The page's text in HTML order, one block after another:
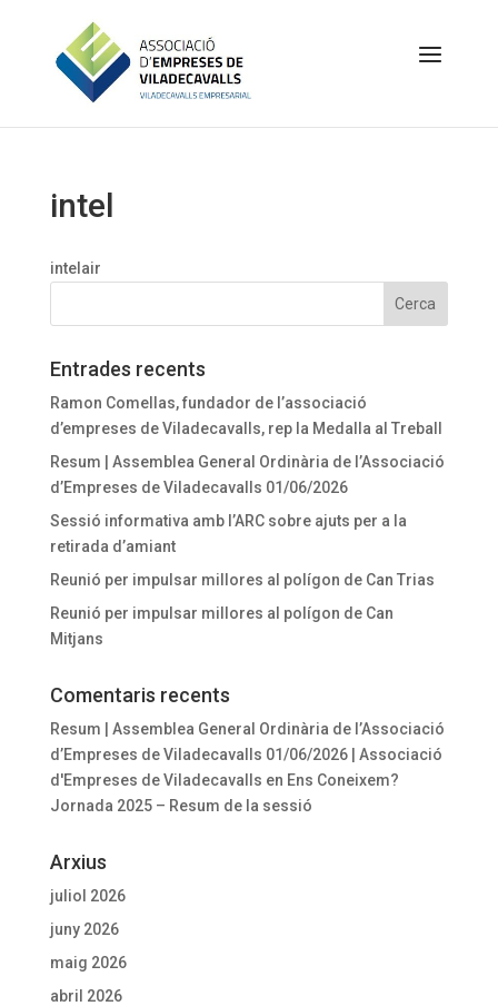
intel
intelair
Entrades recents
Ramon Comellas, fundador de l’associació
d’empreses de Viladecavalls, rep la Medalla al Treball
Resum | Assemblea General Ordinària de l’Associació
d’Empreses de Viladecavalls 01/06/2026
Sessió informativa amb l’ARC sobre ajuts per a la
retirada d’amiant
Reunió per impulsar millores al polígon de Can Trias
Reunió per impulsar millores al polígon de Can
Mitjans
Comentaris recents
Resum | Assemblea General Ordinària de l’Associació
d’Empreses de Viladecavalls 01/06/2026 | Associació
d'Empreses de Viladecavalls en Ens Coneixem?
Jornada 2025 – Resum de la sessió
Arxius
juliol 2026
juny 2026
maig 2026
abril 2026